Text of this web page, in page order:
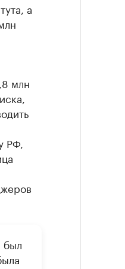
а
млн
РФ,
был